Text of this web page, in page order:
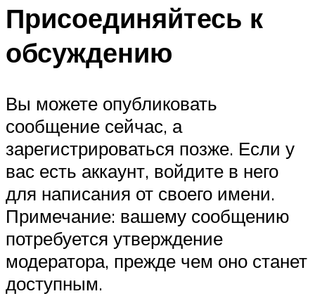
Присоединяйтесь к
обсуждению
Вы можете опубликовать
сообщение сейчас, а
зарегистрироваться позже. Если у
вас есть аккаунт, войдите в него
для написания от своего имени.
Примечание: вашему сообщению
потребуется утверждение
модератора, прежде чем оно станет
доступным.